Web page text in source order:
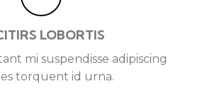
LOBORTIS
mi suspendisse adipiscing
torquent id urna.